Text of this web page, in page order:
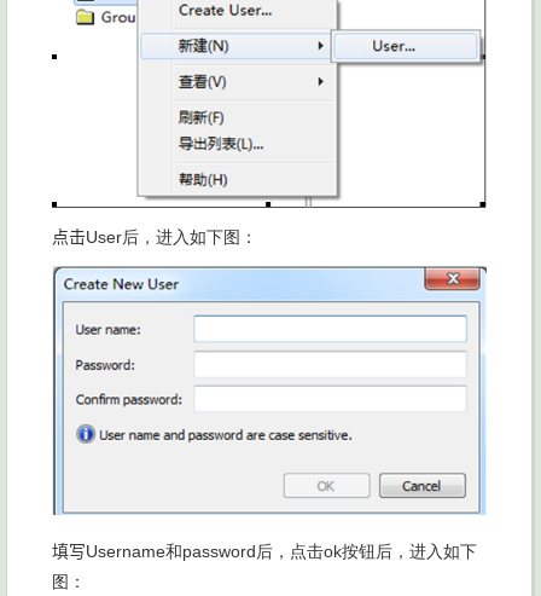
点击User后，进入如下图：
填写Username和password后，点击ok按钮后，进入如下
图：